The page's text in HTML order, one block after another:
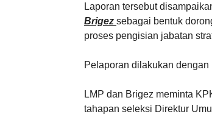
Laporan tersebut
Brigez sebagai bentuk
proses pengisian jabatan
Pelaporan dilakukan
LMP dan Brigez meminta
tahapan seleksi Direktur